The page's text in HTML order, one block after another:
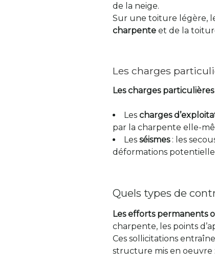
de la neige.
Sur une toiture légère,
charpente et de la
Les charges
Les charges particulières
Les charges
par la charpente elle-
Les séismes: les
déformations
Quels types de
Les efforts permanents
charpente, les points
Ces sollicitations
structure mis en oeuvre :